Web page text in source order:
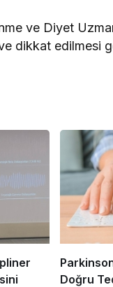
ve Diyet
dikkat edilmesi
Doğru